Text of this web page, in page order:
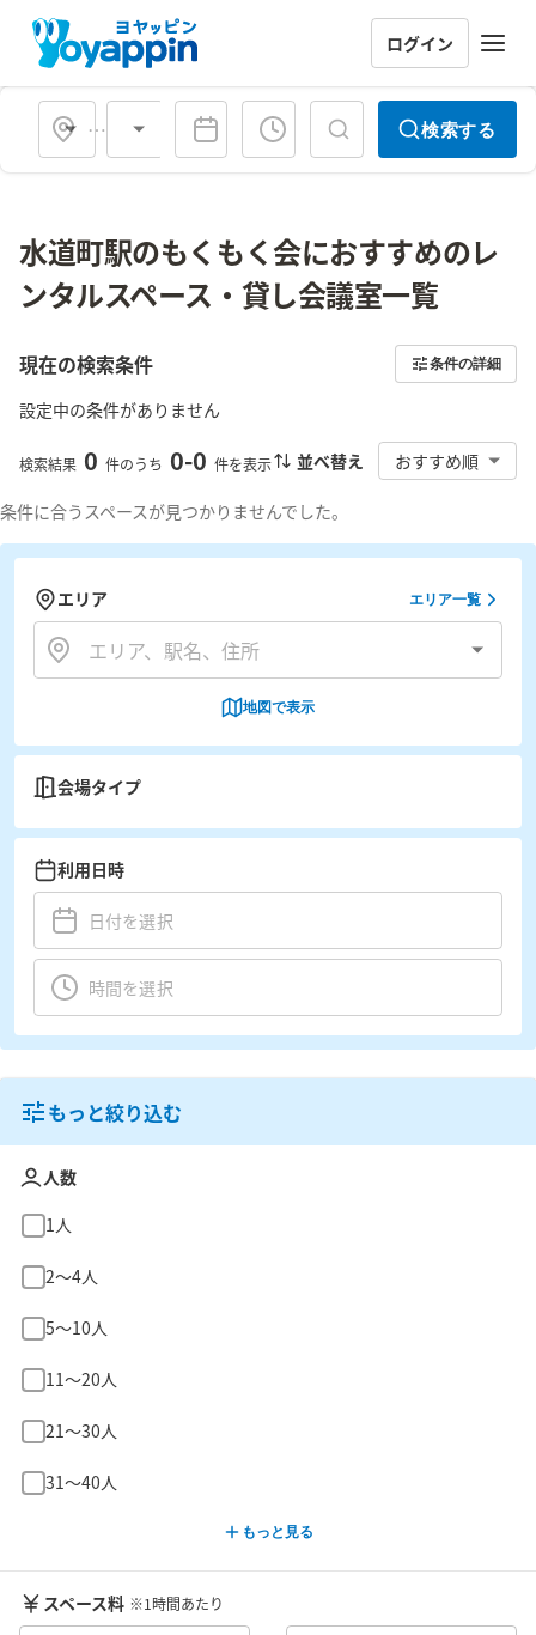
ログイン
会場タイプ 検索する
水道町駅のもくもく会におすすめのレ
ンタルスペース・貸し会議室一覧
現在の検索条件 条件の詳細
設定中の条件がありません
検索結果 0 件のうち 0-0 件を表示 並べ替え おすすめ順
条件に合うスペースが見つかりませんでした。
エリア エリア一覧
地図で表示
会場タイプ
利用日時
もっと絞り込む
人数
1人
2〜4人
5〜10人
11〜20人
21〜30人
31〜40人
もっと見る
スペース料 ※1時間あたり